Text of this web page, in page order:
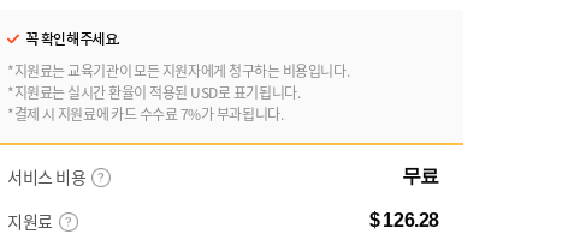
꼭 확인해주세요.
*지원료는 교육기관이 모든 지원자에게 청구하는 비용입니다.
*지원료는 실시간 환율이 적용된 USD로 표기됩니다.
*결제 시 지원료에 카드 수수료 7%가 부과됩니다.
서비스 비용 무료
지원료 $ 126.28